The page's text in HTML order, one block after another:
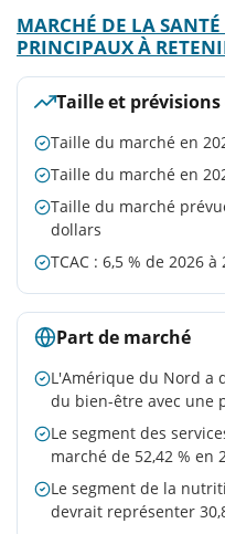
MARCHÉ DE LA
PRINCIPAUX À
Taille et
Taille du marché en
Taille du marché en
Taille du marché
dollars
TCAC : 6,5 % de 2026 à
Part de marché
L'Amérique du Nord a
du bien-être avec une
Le segment des
marché de 52,42 % en
Le segment de la
devrait représenter